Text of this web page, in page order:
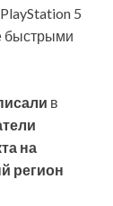
5
быстрыми
в
на
регион